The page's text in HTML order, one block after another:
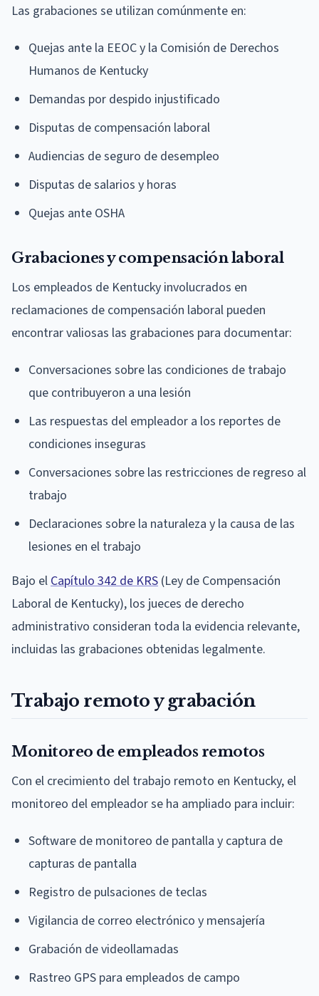
Las grabaciones se utilizan comúnmente en:
Quejas ante la EEOC y la Comisión de Derechos
Humanos de Kentucky
Demandas por despido injustificado
Disputas de compensación laboral
Audiencias de seguro de desempleo
Disputas de salarios y horas
Quejas ante OSHA
Grabaciones y compensación laboral
Los empleados de Kentucky involucrados en
reclamaciones de compensación laboral pueden
encontrar valiosas las grabaciones para documentar:
Conversaciones sobre las condiciones de trabajo
que contribuyeron a una lesión
Las respuestas del empleador a los reportes de
condiciones inseguras
Conversaciones sobre las restricciones de regreso al
trabajo
Declaraciones sobre la naturaleza y la causa de las
lesiones en el trabajo
Bajo el Capítulo 342 de KRS (Ley de Compensación
Laboral de Kentucky), los jueces de derecho
administrativo consideran toda la evidencia relevante,
incluidas las grabaciones obtenidas legalmente.
Trabajo remoto y grabación
Monitoreo de empleados remotos
Con el crecimiento del trabajo remoto en Kentucky, el
monitoreo del empleador se ha ampliado para incluir:
Software de monitoreo de pantalla y captura de
capturas de pantalla
Registro de pulsaciones de teclas
Vigilancia de correo electrónico y mensajería
Grabación de videollamadas
Rastreo GPS para empleados de campo